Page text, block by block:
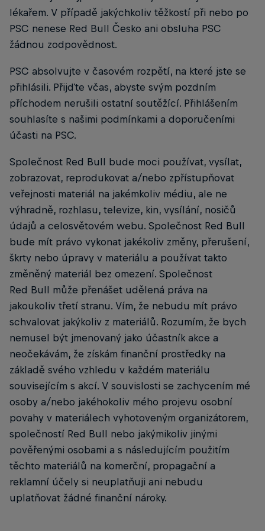
lékařem. V případě jakýchkoliv těžkostí při nebo po
PSC nenese Red Bull Česko ani obsluha PSC
žádnou zodpovědnost.
PSC absolvujte v časovém rozpětí, na které jste se
přihlásili. Přijďte včas, abyste svým pozdním
příchodem nerušili ostatní soutěžící. Přihlášením
souhlasíte s našimi podmínkami a doporučeními
účasti na PSC.
Společnost Red Bull bude moci používat, vysílat,
zobrazovat, reprodukovat a/nebo zpřístupňovat
veřejnosti materiál na jakémkoliv médiu, ale ne
výhradně, rozhlasu, televize, kin, vysílání, nosičů
údajů a celosvětovém webu. Společnost Red Bull
bude mít právo vykonat jakékoliv změny, přerušení,
škrty nebo úpravy v materiálu a používat takto
změněný materiál bez omezení. Společnost
Red Bull může přenášet udělená práva na
jakoukoliv třetí stranu. Vím, že nebudu mít právo
schvalovat jakýkoliv z materiálů. Rozumím, že bych
nemusel být jmenovaný jako účastník akce a
neočekávám, že získám finanční prostředky na
základě svého vzhledu v každém materiálu
souvisejícím s akcí. V souvislosti se zachycením mé
osoby a/nebo jakéhokoliv mého projevu osobní
povahy v materiálech vyhotoveným organizátorem,
společností Red Bull nebo jakýmikoliv jinými
pověřenými osobami a s následujícím použitím
těchto materiálů na komerční, propagační a
reklamní účely si neuplatňuji ani nebudu
uplatňovat žádné finanční nároky.